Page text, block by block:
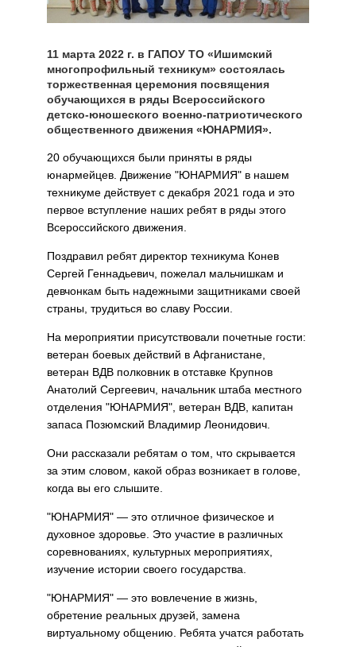
11 марта 2022 г. в ГАПОУ ТО «Ишимский
многопрофильный техникум» состоялась
торжественная церемония посвящения
обучающихся в ряды Всероссийского
детско-юношеского военно-патриотического
общественного движения «ЮНАРМИЯ».
20 обучающихся были приняты в ряды
юнармейцев. Движение "ЮНАРМИЯ" в нашем
техникуме действует с декабря 2021 года и это
первое вступление наших ребят в ряды этого
Всероссийского движения.
Поздравил ребят директор техникума Конев
Сергей Геннадьевич, пожелал мальчишкам и
девчонкам быть надежными защитниками своей
страны, трудиться во славу России.
На мероприятии присутствовали почетные гости:
ветеран боевых действий в Афганистане,
ветеран ВДВ полковник в отставке Крупнов
Анатолий Сергеевич, начальник штаба местного
отделения "ЮНАРМИЯ", ветеран ВДВ, капитан
запаса Позюмский Владимир Леонидович.
Они рассказали ребятам о том, что скрывается
за этим словом, какой образ возникает в голове,
когда вы его слышите.
"ЮНАРМИЯ" — это отличное физическое и
духовное здоровье. Это участие в различных
соревнованиях, культурных мероприятиях,
изучение истории своего государства.
"ЮНАРМИЯ" — это вовлечение в жизнь,
обретение реальных друзей, замена
виртуальному общению. Ребята учатся работать